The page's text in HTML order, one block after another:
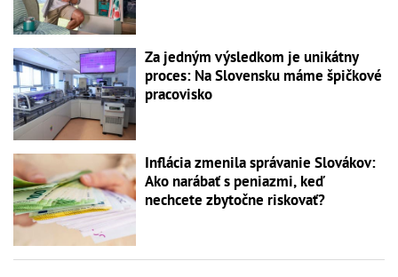
Za jedným výsledkom je unikátny
proces: Na Slovensku máme špičkové
pracovisko
Inflácia zmenila správanie Slovákov:
Ako narábať s peniazmi, keď
nechcete zbytočne riskovať?